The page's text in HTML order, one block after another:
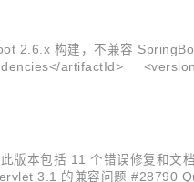
2.6.x 构建，不兼容
artifactId>
本包括 11 个错误修复和
3.1 的兼容问题 #28790